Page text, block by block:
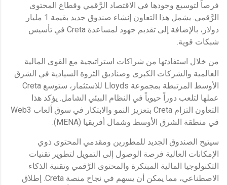
فرصاً لتوسيع وجودها في الاقتصاد الرَّقمي وقطاع المحتوى
الرَّقمي. يشمل هذا التعاون إنشاء صندوق جديد بقيمة 1 مليار
دولار، بالإضافة إلى تقديم جهود لمساعدة Creta في تأسيس
شبكات قوية.
من خلال استفادتها من شراكات استراتيجية مع القوى المالية
العالمية والشركات الكبرى وصناديق الثروة السيادية في الشرق
الأوسط المرتبطة بمجموعة Lloyds للاستثمار، ستوسع Creta
عملها لتلعب دوراً حيوياً في النظام البيئي الشامل. يؤكد هذا
التعاون التزام Creta بتعزيز النمو والابتكار في سوق ألعاب Web3
في منطقة الشرق الأوسط وشمال أفريقيا (MENA).
سيتيح الصندوق الجديد للمطورين ومقدمي المحتوى ذوي
الإمكانات العالية فرصة الوصول إلى التمويل لتطوير تقنيات
التكنولوجيا المالية المبتكرة والمحتوى الرَّقمي وتقنية الذكاء
الاصطناعي، مما يمكن أن يسهم في نجاح منصة Creta. إطلاق